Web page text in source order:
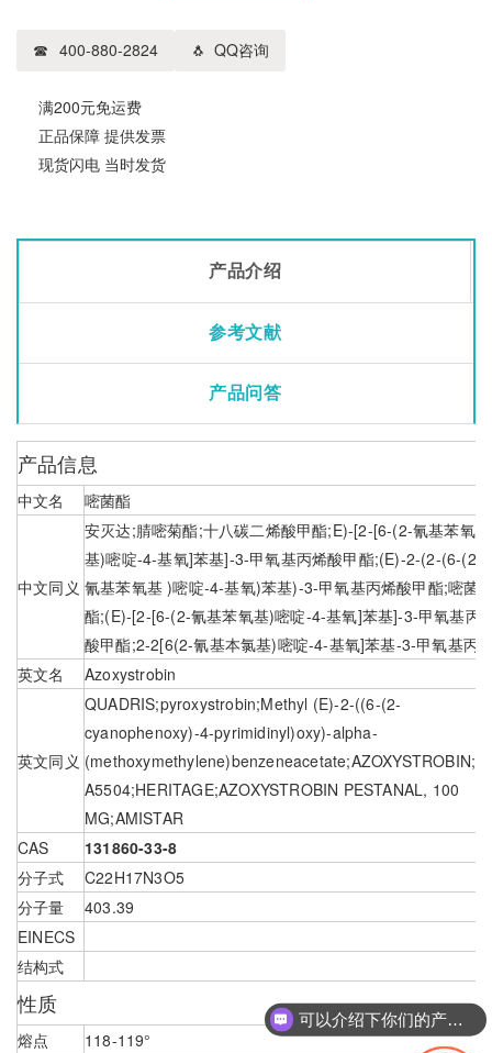
QQ咨询
400-880-2824
满200元免运费
正品保障 提供发票
现货闪电 当时发货
产品介绍
参考文献
产品问答
产品信息
中文名 嘧菌酯
中文同义
安灭达;腈嘧菊酯;十八碳二烯酸甲酯;E)-[2-[6-(2-氰基苯氧
基)嘧啶-4-基氧]苯基]-3-甲氧基丙烯酸甲酯;(E)-2-(2-(6-(2-
氰基苯氧基 )嘧啶-4-基氧)苯基)-3-甲氧基丙烯酸甲酯;嘧菌
酯;(E)-[2-[6-(2-氰基苯氧基)嘧啶-4-基氧]苯基]-3-甲氧基丙
酸甲酯;2-2[6(2-氰基本氯基)嘧啶-4-基氧]苯基-3-甲氧基丙
英文名
Azoxystrobin
英文同义
QUADRIS;pyroxystrobin;Methyl (E)-2-((6-(2-
cyanophenoxy)-4-pyrimidinyl)oxy)-alpha-
A5504;HERITAGE;AZOXYSTROBIN PESTANAL, 100
MG;AMISTAR
CAS
131860-33-8
分子式
C22H17N3O5
分子量
403.39
EINECS
结构式
性质
熔点
118-119°
可以介绍下你们的产品么